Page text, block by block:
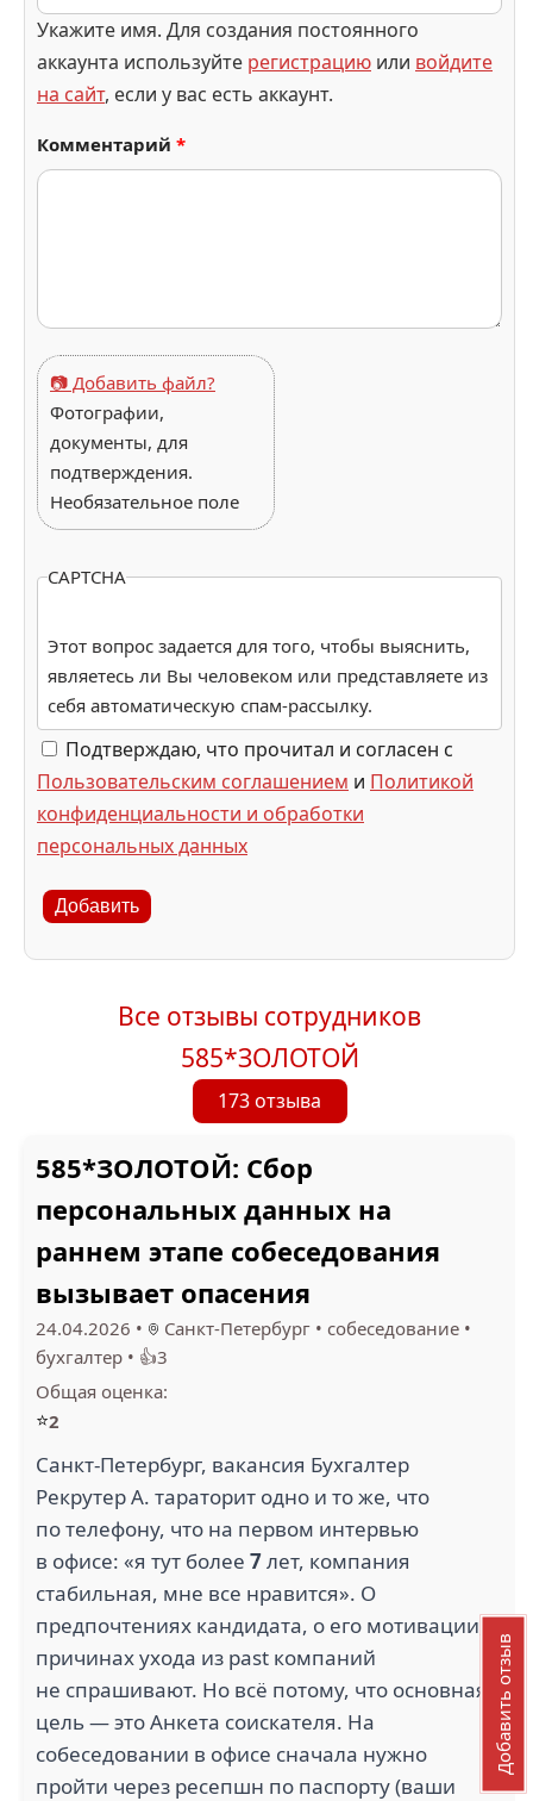
Укажите имя. Для создания постоянного
аккаунта используйте регистрацию или войдите
на сайт, если у вас есть аккаунт.
Комментарий *
📷 Добавить файл?
Фотографии,
документы, для
подтверждения.
Необязательное поле
CAPTCHA
Этот вопрос задается для того, чтобы выяснить,
являетесь ли Вы человеком или представляете из
себя автоматическую спам-рассылку.
Подтверждаю, что прочитал и согласен с
Пользовательским соглашением и Политикой
конфиденциальности и обработки
персональных данных
Добавить
Все отзывы сотрудников
585*ЗОЛОТОЙ
173 отзыва
585*ЗОЛОТОЙ: Сбор
персональных данных на
раннем этапе собеседования
вызывает опасения
24.04.2026 • Санкт-Петербург • собеседование •
бухгалтер • 👍3
Общая оценка:
⭐2
Санкт-Петербург, вакансия Бухгалтер
Рекрутер А. тараторит одно и то же, что
по телефону, что на первом интервью
в офисе: «я тут более 7лет, компания
стабильная, мне все нравится». О
предпочтениях кандидата, о его мотивации,
причинах ухода из past компаний
не спрашивают. Но всё потому, что основная
цель — это Анкета соискателя. На
собеседовании в офисе сначала нужно
пройти через ресепшн по паспорту (ваши
Добавить отзыв